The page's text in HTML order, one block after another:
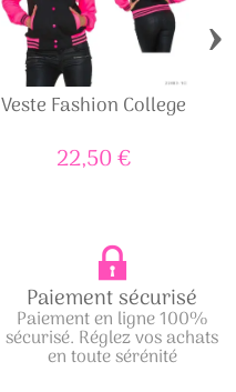
Veste Fashion College
22,50 €
›
Paiement sécurisé
Paiement en ligne 100%
sécurisé. Réglez vos achats
en toute sérénité